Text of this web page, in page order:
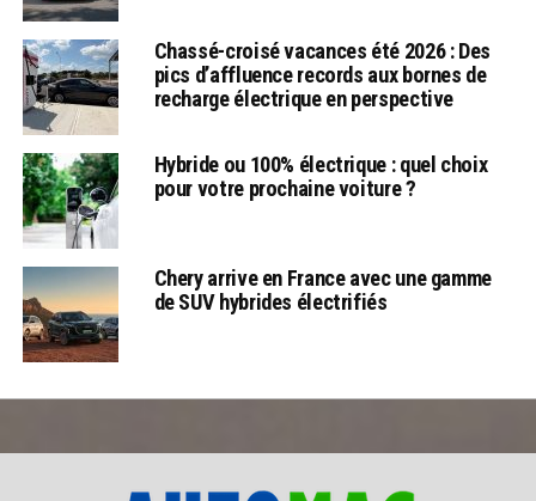
Chassé-croisé vacances été 2026 : Des
pics d’affluence records aux bornes de
recharge électrique en perspective
Hybride ou 100% électrique : quel choix
pour votre prochaine voiture ?
Chery arrive en France avec une gamme
de SUV hybrides électrifiés